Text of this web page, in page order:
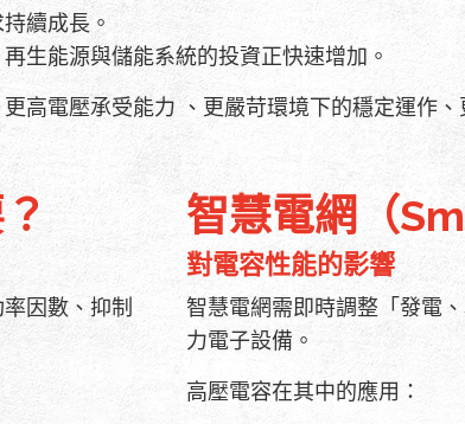
續成長。
生能源與儲能系統的投資正快速增加。
高電壓承受能力 、更嚴苛環境下的穩定運作、
因數、抑制
智慧電網（
對電容性能的影響
智慧電網需即時調整「發電
力電子設備。
高壓電容在其中的應用：